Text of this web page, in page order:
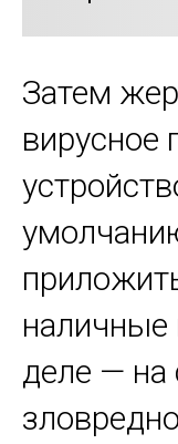
Затем
вирусное
наличные
деле —